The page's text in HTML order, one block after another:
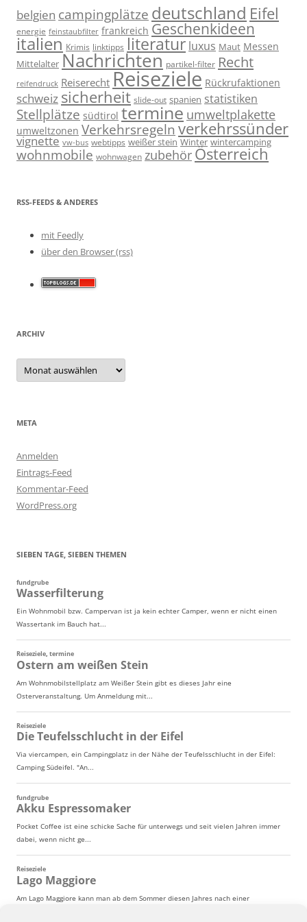
belgien campingplätze deutschland Eifel
energie feinstaubfilter frankreich Geschenkideen
italien Krimis linktipps literatur luxus Maut Messen
Mittelalter Nachrichten partikel-filter Recht
reifendruck Reiserecht Reiseziele Rückrufaktionen
schweiz sicherheit slide-out spanien statistiken
Stellplätze südtirol termine umweltplakette
umweltzonen Verkehrsregeln verkehrssünder
vignette vw-bus webtipps weißer stein Winter wintercamping
wohnmobile wohnwagen zubehör Österreich
RSS-FEEDS & ANDERES
mit Feedly
über den Browser (rss)
ARCHIV
Archiv
META
Anmelden
Eintrags-Feed
Kommentar-Feed
WordPress.org
SIEBEN TAGE, SIEBEN THEMEN